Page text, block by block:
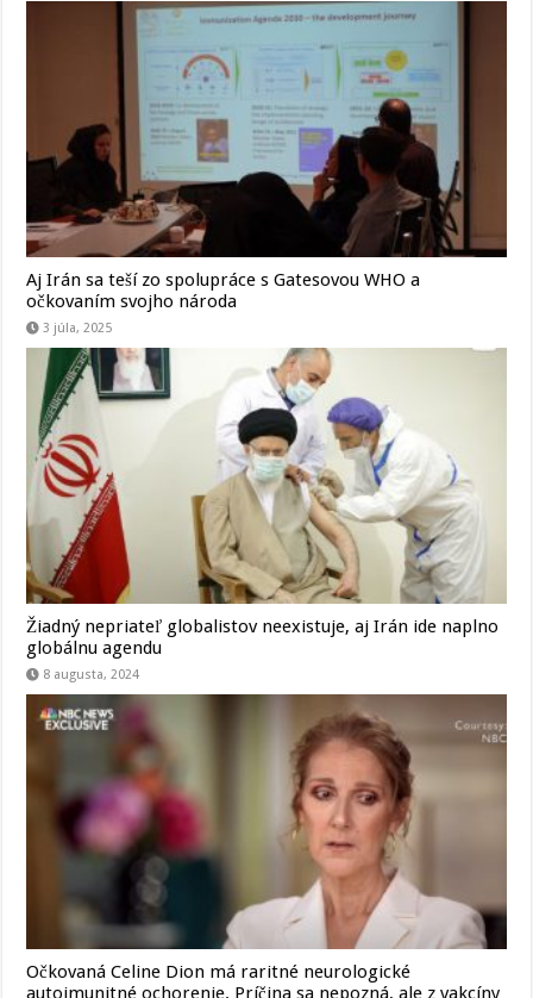
Aj Irán sa teší zo spolupráce s Gatesovou WHO a
očkovaním svojho národa
3 júla, 2025
Žiadný nepriateľ globalistov neexistuje, aj Irán ide naplno
globálnu agendu
8 augusta, 2024
Očkovaná Celine Dion má raritné neurologické
autoimunitné ochorenie. Príčina sa nepozná, ale z vakcíny